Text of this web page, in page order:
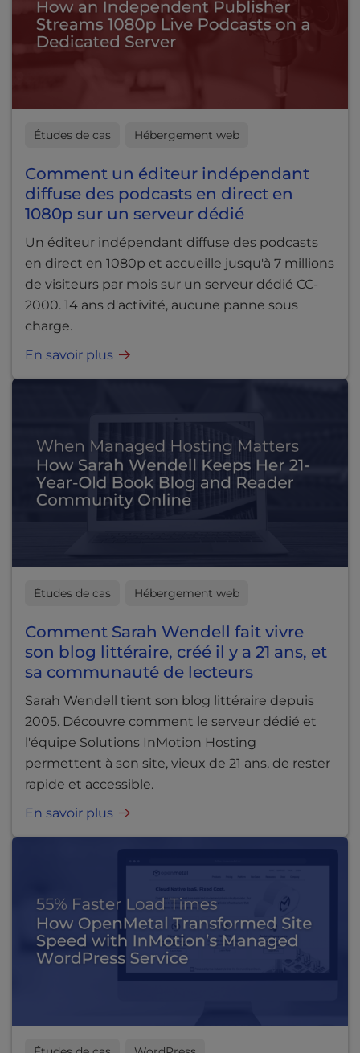
Études de cas Hébergement web
Comment un éditeur indépendant
diffuse des podcasts en direct en
1080p sur un serveur dédié
Un éditeur indépendant diffuse des podcasts
en direct en 1080p et accueille jusqu'à 7 millions
de visiteurs par mois sur un serveur dédié CC-
2000. 14 ans d'activité, aucune panne sous
charge.
En savoir plus
Études de cas Hébergement web
Comment Sarah Wendell fait vivre
son blog littéraire, créé il y a 21 ans, et
sa communauté de lecteurs
Sarah Wendell tient son blog littéraire depuis
2005. Découvre comment le serveur dédié et
l'équipe Solutions InMotion Hosting
permettent à son site, vieux de 21 ans, de rester
rapide et accessible.
En savoir plus